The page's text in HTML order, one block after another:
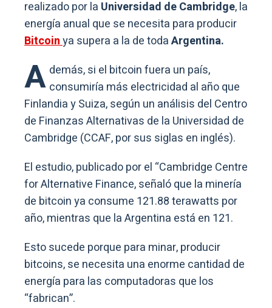
realizado por la Universidad de Cambridge, la
energía anual que se necesita para producir
Bitcoinya supera a la de todaArgentina.
A demás, si el bitcoin fuera un país,
consumiría más electricidad al año que
Finlandia y Suiza, según un análisis del Centro
de Finanzas Alternativas de la Universidad de
Cambridge (CCAF, por sus siglas en inglés).
El estudio, publicado por el “Cambridge Centre
for Alternative Finance, señaló que la minería
de bitcoin ya consume 121.88 terawatts por
año, mientras que la Argentina está en 121.
Esto sucede porque para minar, producir
bitcoins, se necesita una enorme cantidad de
energía para las computadoras que los
“fabrican”.